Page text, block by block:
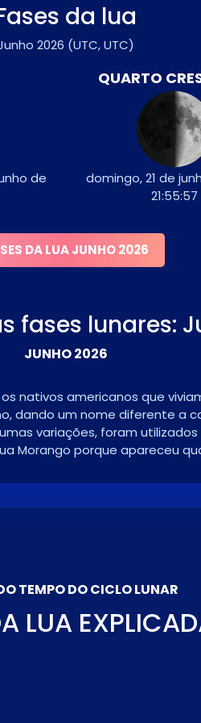
da lua
2026 (UTC, UTC)
de
QUARTO
domingo, 21 de
21:55:57
DA LUA JUNHO 2026
fases lunares:
JUNHO 2026
nativos americanos que
dando um nome diferente a
variações, foram
Morango porque apareceu
TEMPO DO CICLO LUNAR
LUA